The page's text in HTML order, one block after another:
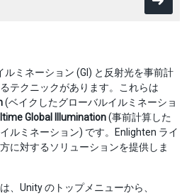
ミネーション (GI) と反射光を事前計
テクニックがあります。これらは
(ベイクしたグローバルイルミネーショ
Global Illumination(事前計算した
ルミネーション) です。Enlighten ライ
に対するソリューションを提供しま
、Unity のトップメニューから、